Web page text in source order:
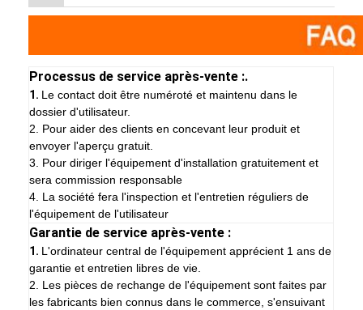
Processus de service après-vente :.
1. Le contact doit être numéroté et maintenu dans le
dossier d'utilisateur.
2. Pour aider des clients en concevant leur produit et
envoyer l'aperçu gratuit.
3. Pour diriger l'équipement d'installation gratuitement et
sera commission responsable
4. La société fera l'inspection et l'entretien réguliers de
l'équipement de l'utilisateur
Garantie de service après-vente :
1. L'ordinateur central de l'équipement apprécient 1 ans de
garantie et entretien libres de vie.
2. Les pièces de rechange de l'équipement sont faites par
les fabricants bien connus dans le commerce, s'ensuivant